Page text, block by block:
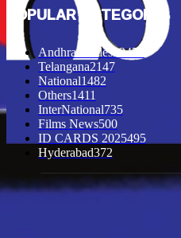
POPULAR CATEGORY
Andhra Pradesh2453
Telangana2147
National1482
Others1411
InterNational735
Films News500
ID CARDS 2025495
Hyderabad372